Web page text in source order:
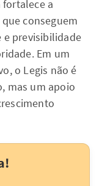
fortalece a
conseguem
previsibilidade
Em um
o Legis não é
mas um apoio